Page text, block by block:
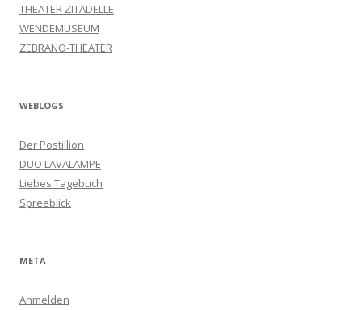
THEATER ZITADELLE
WENDEMUSEUM
ZEBRANO-THEATER
WEBLOGS
Der Postillion
DUO LAVALAMPE
Liebes Tagebuch
Spreeblick
META
Anmelden